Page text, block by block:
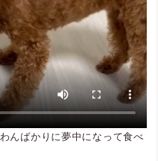
んばかりに夢中になって食べ